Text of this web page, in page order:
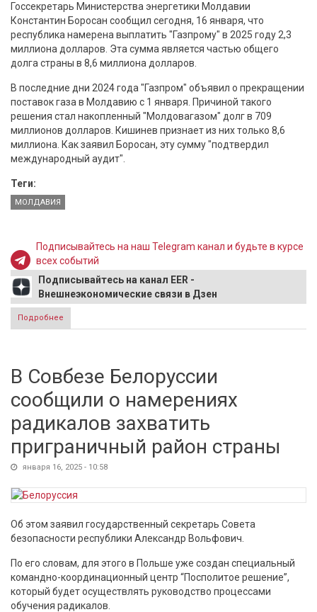
Госсекретарь Министерства энергетики Молдавии
Константин Боросан сообщил сегодня, 16 января, что
республика намерена выплатить "Газпрому" в 2025 году 2,3
миллиона долларов. Эта сумма является частью общего
долга страны в 8,6 миллиона долларов.
В последние дни 2024 года "Газпром" объявил о прекращении
поставок газа в Молдавию с 1 января. Причиной такого
решения стал накопленный "Молдовагазом" долг в 709
миллионов долларов. Кишинев признает из них только 8,6
миллиона. Как заявил Боросан, эту сумму "подтвердил
международный аудит".
Теги:
МОЛДАВИЯ
Подписывайтесь на наш Telegram канал и будьте в курсе
всех событий
Подписывайтесь на канал EER -
Внешнеэкономические связи в Дзен
Подробнее
В Совбезе Белоруссии
сообщили о намерениях
радикалов захватить
приграничный район страны
января 16, 2025 - 10:58
Об этом заявил государственный секретарь Совета
безопасности республики Александр Вольфович.
По его словам, для этого в Польше уже создан специальный
командно-координационный центр “Посполитое решение”,
который будет осуществлять руководство процессами
обучения радикалов.